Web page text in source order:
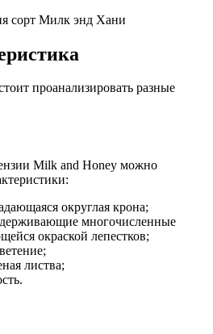
проанализировать разные
Milk and Honey можно
округлая крона;
многочисленные
окраской лепестков;
листва;